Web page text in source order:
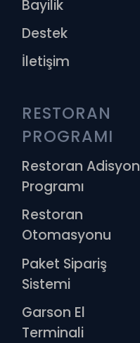
Bayilik
Destek
İletişim
RESTORAN
PROGRAMI
Restoran Adisyon
Programı
Restoran
Otomasyonu
Paket Sipariş
Sistemi
Garson El
Terminali